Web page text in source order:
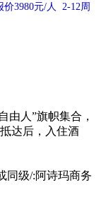
3980元/人 2-12周
由人”旗帜集合，
达后，入住酒
同级/:阿诗玛商务